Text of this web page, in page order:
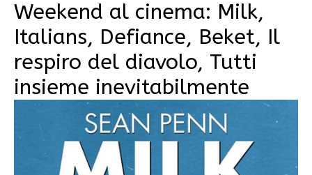
Weekend al cinema: Milk,
Italians, Defiance, Beket, Il
respiro del diavolo, Tutti
insieme inevitabilmente